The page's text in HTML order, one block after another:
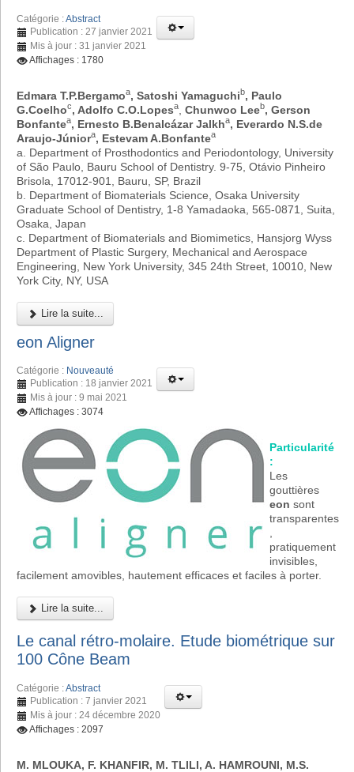
Catégorie :Abstract
Publication : 27 janvier 2021
Mis à jour : 31 janvier 2021
Affichages : 1780
Edmara T.P.Bergamoa, Satoshi Yamaguchib, Paulo
G.Coelhoc, Adolfo C.O.Lopesa Chunwoo Leeb, Gerson
Bonfantea, Ernesto B.Benalcázar Jalkha, Everardo N.S.de
Araujo-Júniora, Estevam A.Bonfantea
a. Department of Prosthodontics and Periodontology, University
of São Paulo, Bauru School of Dentistry. 9-75, Otávio Pinheiro
Brisola, 17012-901, Bauru, SP, Brazil
b. Department of Biomaterials Science, Osaka University
Graduate School of Dentistry, 1-8 Yamadaoka, 565-0871, Suita,
Osaka, Japan
c. Department of Biomaterials and Biomimetics, Hansjorg Wyss
Department of Plastic Surgery, Mechanical and Aerospace
Engineering, New York University, 345 24th Street, 10010, New
York City, NY, USA
Lire la suite...
eon Aligner
Catégorie : Nouveauté
Publication : 18 janvier 2021
Mis à jour : 9 mai 2021
Affichages : 3074
Particularité
:
Les
gouttières
eon sont
transparentes
,
pratiquement
invisibles,
facilement amovibles, hautement efficaces et faciles à porter.
Lire la suite...
Le canal rétro-molaire. Etude biométrique sur
100 Cône Beam
Catégorie :Abstract
Publication : 7 janvier 2021
Mis à jour : 24 décembre 2020
Affichages : 2097
M. MLOUKA, F. KHANFIR, M. TLILI, A. HAMROUNI, M.S.